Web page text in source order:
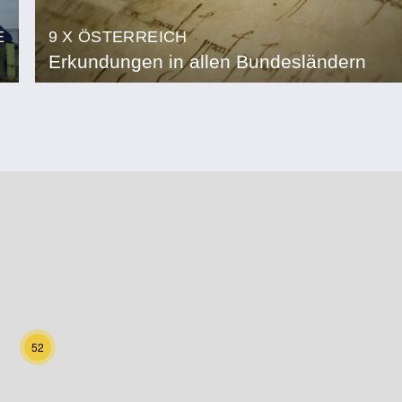
9 X ÖSTERREICH
Erkundungen in allen Bundesländern
52